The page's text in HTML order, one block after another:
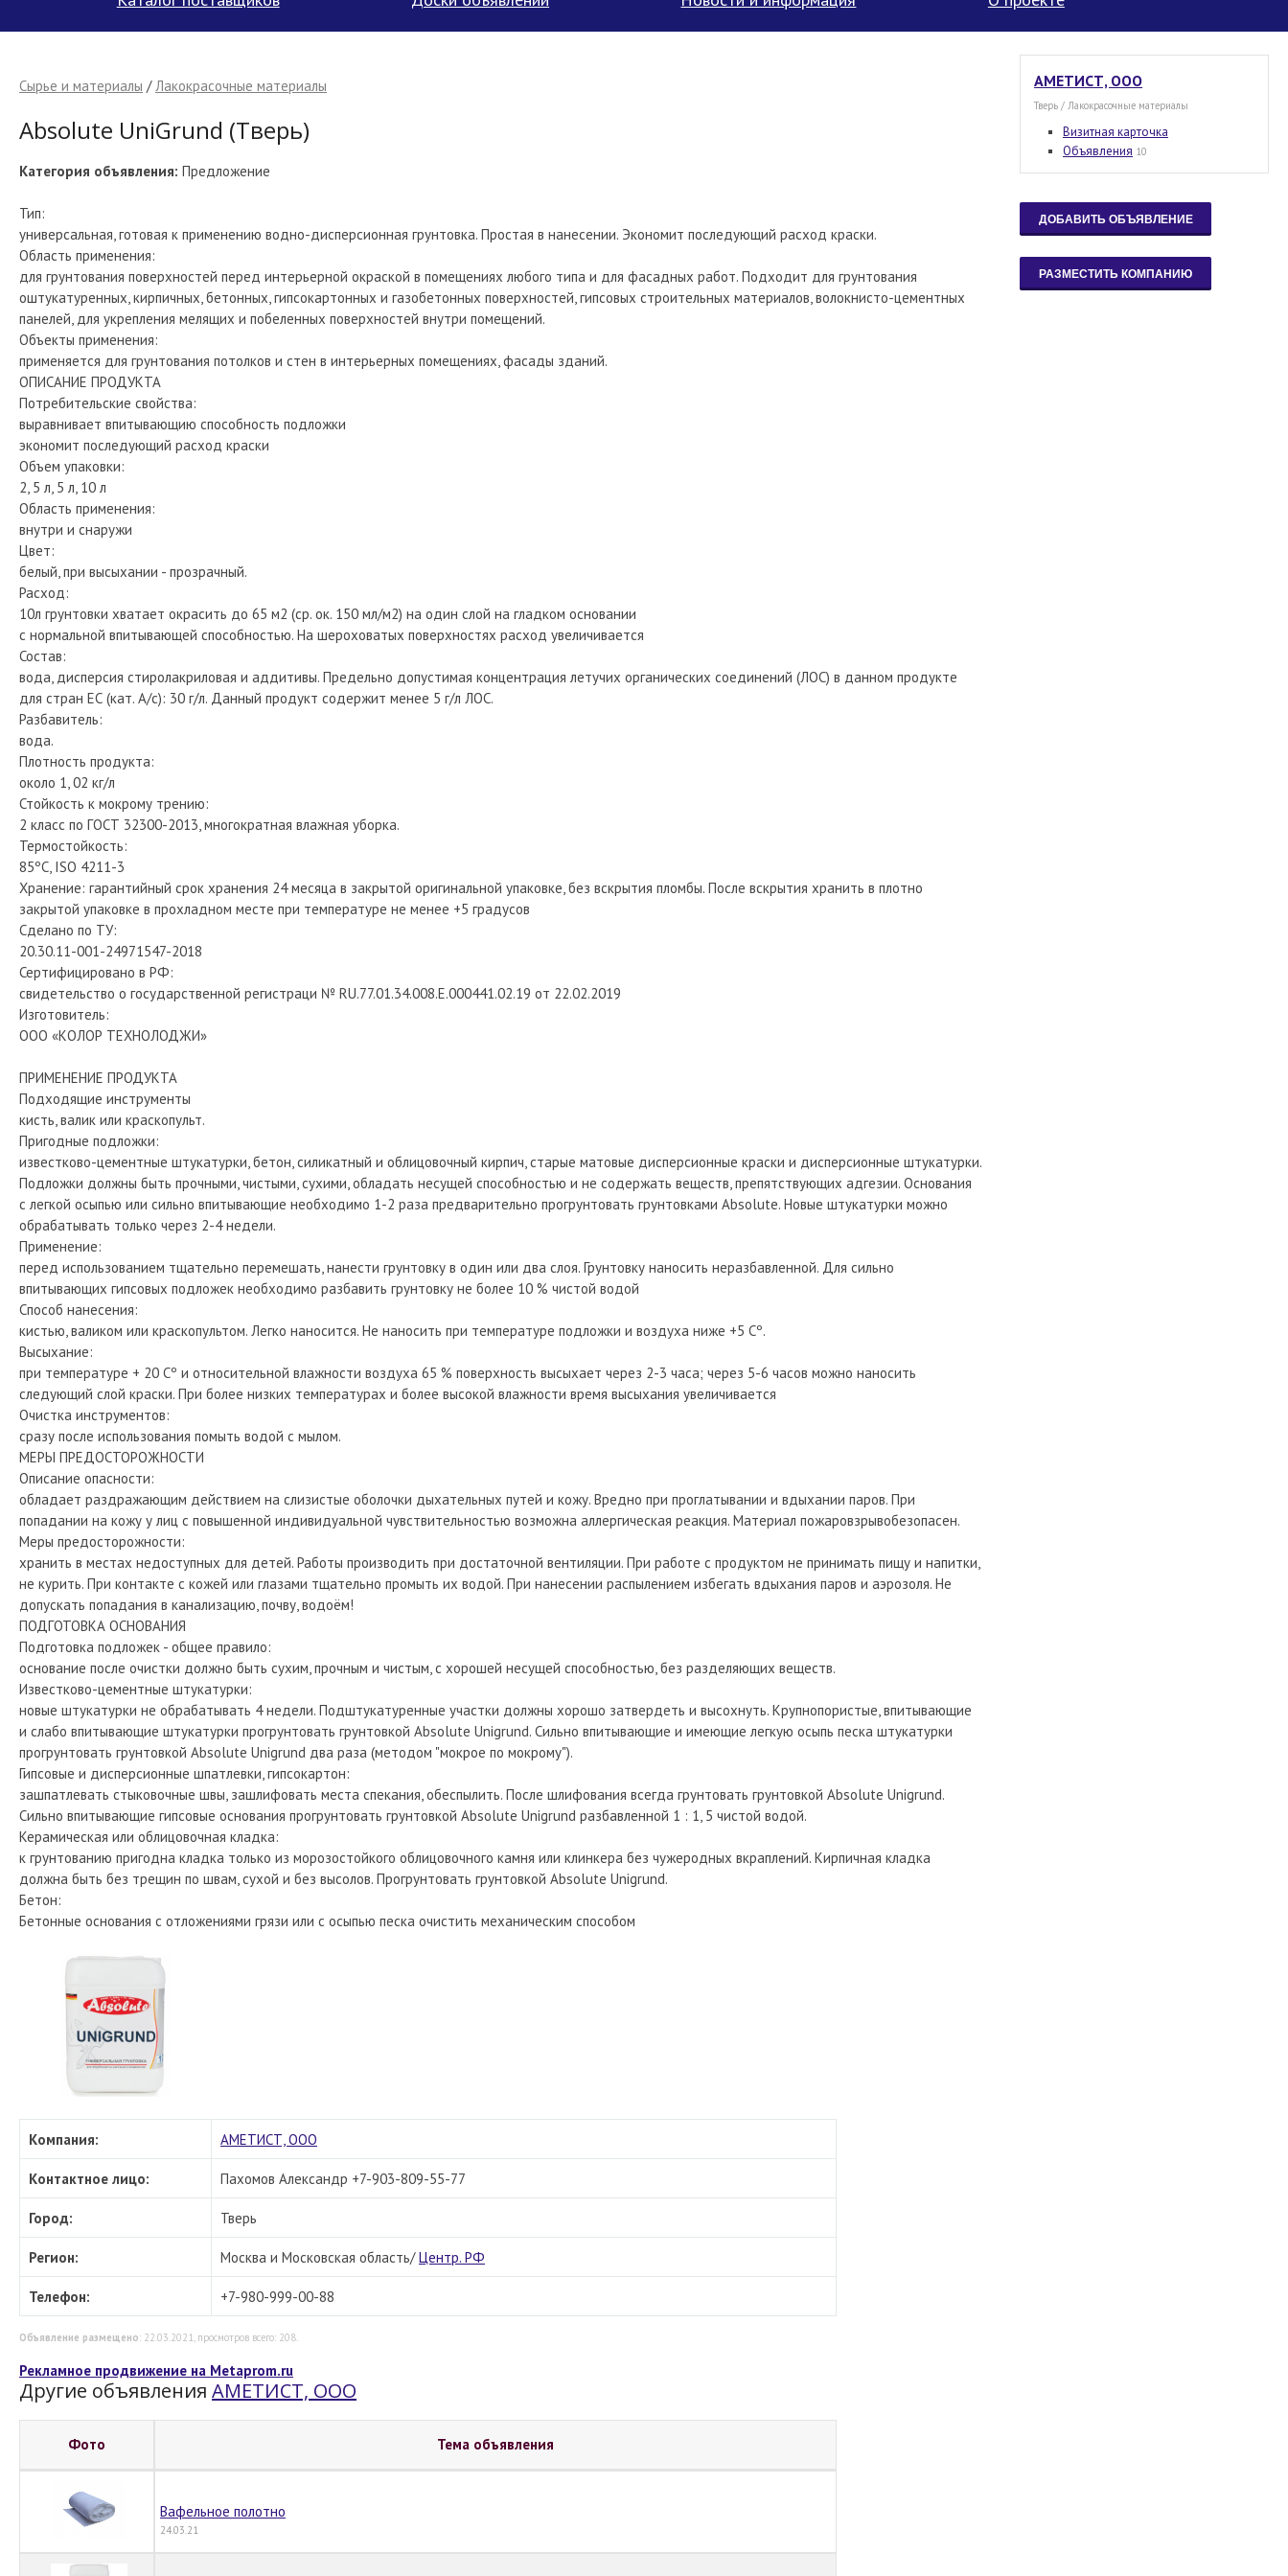
Сырье и материалы /Лакокрасочные материалы
Absolute UniGrund (Тверь)
Категория объявления: Предложение
Тип:
универсальная, готовая к применению водно-дисперсионная грунтовка. Простая в нанесении. Экономит последующий расход краски.
Область применения:
для грунтования поверхностей перед интерьерной окраской в помещениях любого типа и для фасадных работ. Подходит для грунтования
оштукатуренных, кирпичных, бетонных, гипсокартонных и газобетонных поверхностей, гипсовых строительных материалов, волокнисто-цементных
панелей, для укрепления мелящих и побеленных поверхностей внутри помещений.
Объекты применения:
применяется для грунтования потолков и стен в интерьерных помещениях, фасады зданий.
ОПИСАНИЕ ПРОДУКТА
Потребительские свойства:
выравнивает впитывающию способность подложки
экономит последующий расход краски
Объем упаковки:
2, 5 л, 5 л, 10 л
Область применения:
внутри и снаружи
Цвет:
белый, при высыхании - прозрачный.
Расход:
10л грунтовки хватает окрасить до 65 м2 (ср. ок. 150 мл/м2) на один слой на гладком основании
с нормальной впитывающей способностью. На шероховатых поверхностях расход увеличивается
Состав:
вода, дисперсия стиролакриловая и аддитивы. Предельно допустимая концентрация летучих органических соединений (ЛОС) в данном продукте
для стран ЕС (кат. А/c): 30 г/л. Данный продукт содержит менее 5 г/л ЛОС.
Разбавитель:
вода.
Плотность продукта:
около 1, 02 кг/л
Стойкость к мокрому трению:
2 класс по ГОСТ 32300-2013, многократная влажная уборка.
Термостойкость:
85ºС, ISO 4211-3
Хранение: гарантийный срок хранения 24 месяца в закрытой оригинальной упаковке, без вскрытия пломбы. После вскрытия хранить в плотно
закрытой упаковке в прохладном месте при температуре не менее +5 градусов
Сделано по ТУ:
20.30.11-001-24971547-2018
Сертифицировано в РФ:
свидетельство о государственной регистраци № RU.77.01.34.008.E.000441.02.19 от 22.02.2019
Изготовитель:
ООО «КОЛОР ТЕХНОЛОДЖИ»
ПРИМЕНЕНИЕ ПРОДУКТА
Подходящие инструменты
кисть, валик или краскопульт.
Пригодные подложки:
известково-цементные штукатурки, бетон, силикатный и облицовочный кирпич, старые матовые дисперсионные краски и дисперсионные штукатурки.
Подложки должны быть прочными, чистыми, сухими, обладать несущей способностью и не содержать веществ, препятствующих адгезии. Основания
с легкой осыпью или сильно впитывающие необходимо 1-2 раза предварительно прогрунтовать грунтовками Absolute. Новые штукатурки можно
обрабатывать только через 2-4 недели.
Применение:
перед использованием тщательно перемешать, нанести грунтовку в один или два слоя. Грунтовку наносить неразбавленной. Для сильно
впитывающих гипсовых подложек необходимо разбавить грунтовку не более 10 % чистой водой
Способ нанесения:
кистью, валиком или краскопультом. Легко наносится. Не наносить при температуре подложки и воздуха ниже +5 Сº.
Высыхание:
при температуре + 20 Сº и относительной влажности воздуха 65 % поверхность высыхает через 2-3 часа; через 5-6 часов можно наносить
следующий слой краски. При более низких температурах и более высокой влажности время высыхания увеличивается
Очистка инструментов:
сразу после использования помыть водой с мылом.
МЕРЫ ПРЕДОСТОРОЖНОСТИ
Описание опасности:
обладает раздражающим действием на слизистые оболочки дыхательных путей и кожу. Вредно при проглатывании и вдыхании паров. При
попадании на кожу у лиц с повышенной индивидуальной чувствительностью возможна аллергическая реакция. Материал пожаровзрывобезопасен.
Меры предосторожности:
хранить в местах недоступных для детей. Работы производить при достаточной вентиляции. При работе с продуктом не принимать пищу и напитки,
не курить. При контакте с кожей или глазами тщательно промыть их водой. При нанесении распылением избегать вдыхания паров и аэрозоля. Не
допускать попадания в канализацию, почву, водоём!
ПОДГОТОВКА ОСНОВАНИЯ
Подготовка подложек - общее правило:
основание после очистки должно быть сухим, прочным и чистым, с хорошей несущей способностью, без разделяющих веществ.
Известково-цементные штукатурки:
новые штукатурки не обрабатывать 4 недели. Подштукатуренные участки должны хорошо затвердеть и высохнуть. Крупнопористые, впитывающие
и слабо впитывающие штукатурки прогрунтовать грунтовкой Absolute Unigrund. Сильно впитывающие и имеющие легкую осыпь песка штукатурки
прогрунтовать грунтовкой Absolute Unigrund два раза (методом "мокрое по мокрому").
Гипсовые и дисперсионные шпатлевки, гипсокартон:
зашпатлевать стыковочные швы, зашлифовать места спекания, обеспылить. После шлифования всегда грунтовать грунтовкой Absolute Unigrund.
Сильно впитывающие гипсовые основания прогрунтовать грунтовкой Absolute Unigrund разбавленной 1 : 1, 5 чистой водой.
Керамическая или облицовочная кладка:
к грунтованию пригодна кладка только из морозостойкого облицовочного камня или клинкера без чужеродных вкраплений. Кирпичная кладка
должна быть без трещин по швам, сухой и без высолов. Прогрунтовать грунтовкой Absolute Unigrund.
Бетон:
Бетонные основания с отложениями грязи или с осыпью песка очистить механическим способом
Компания: АМЕТИСТ, ООО
Контактное лицо: Пахомов Александр +7-903-809-55-77
Город: Тверь
Регион: Москва и Московская область/Центр. РФ
Телефон: +7-980-999-00-88
Объявление размещено: 22.03.2021, просмотров всего: 208.
Рекламное продвижение на Metaprom.ru
Другие объявления АМЕТИСТ, ООО
Фото Тема объявления
Вафельное полотно
24.03.21
АМЕТИСТ, ООО
Тверь / Лакокрасочные материалы
Визитная карточка
Объявления 10